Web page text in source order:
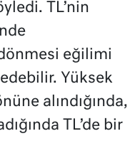
TL’nin
eğilimi
Yüksek
alındığında,
TL’de bir